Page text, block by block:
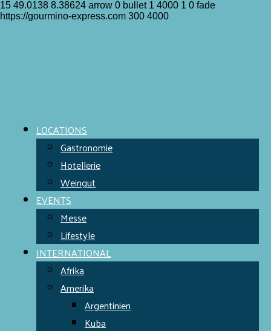
15 49.0138 8.38624 arrow 0 bullet 1 4000 1 0 fade
https://gourmino-express.com 300 4000
LOCATIONS
Gastronomie
Hotellerie
Weingut
EVENTS
Messe
Lifestyle
INTERNATIONAL
Afrika
Amerika
Argentinien
Kuba